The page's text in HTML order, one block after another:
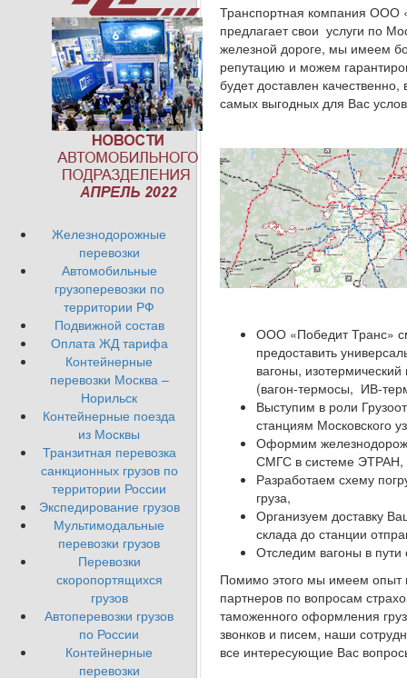
Железнодорожные
перевозки
Автомобильные
грузоперевозки по
территории РФ
Подвижной состав
Оплата ЖД тарифа
Контейнерные
перевозки Москва –
Норильск
Контейнерные поезда
из Москвы
Транзитная перевозка
санкционных грузов по
территории России
Экспедирование грузов
Мультимодальные
перевозки грузов
Перевозки
скоропортящихся
грузов
Автоперевозки грузов
по России
Контейнерные
перевозки
Транспортная компания ООО
предлагает свои услуги по
железной дороге, мы имеем
репутацию и можем
будет доставлен
самых выгодных для Вас
ООО «Победит Транс»
предоставить
вагоны,
(вагон-термосы, ИВ-
Выступим в роли
станциям Московского
Оформим
СМГС в системе ЭТРАН,
Разработаем схему
груза,
Организуем доставку
склада до станции
Отследим вагоны в пути
Помимо этого мы имеем опыт
партнеров по вопросам
таможенного оформления
звонков и писем, наши
все интересующие Вас